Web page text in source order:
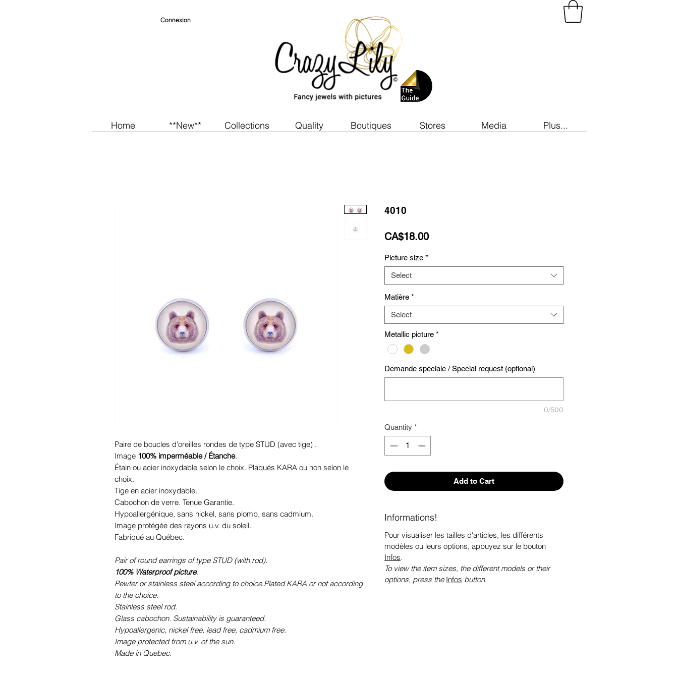
Home **New** Collections Quality Boutiques Stores Media Plus...
Connexion
Paire de boucles d'oreilles rondes de type STUD (avec tige) .
Image 100% imperméable / Étanche.
Étain ou acier inoxydable selon le choix. Plaqués KARA ou non selon le
choix.
Tige en acier inoxydable.
Cabochon de verre. Tenue Garantie.
Hypoallergénique, sans nickel, sans plomb, sans cadmium.
Image protégée des rayons u.v. du soleil.
Fabriqué au Québec.
Pair of round earrings of type STUD (with rod).
100% Waterproof picture.
Pewter or stainless steel according to choice.Plated KARA or not according
to the choice.
Stainless steel rod.
Glass cabochon. Sustainability is guaranteed.
Hypoallergenic, nickel free, lead free, cadmium free.
Image protected from u.v. of the sun.
Made in Quebec.
4010
CA$18.00Price
Picture size *
Select
Matière *
Select
Metallic picture *
Demande spéciale / Special request (optional)
0/500
Quantity *
Add to Cart
Informations!
Pour visualiser les tailles d'articles, les différents
modèles ou leurs options, appuyez sur le bouton
Infos.
To view the item sizes, the different models or their
options, press the Infos button.